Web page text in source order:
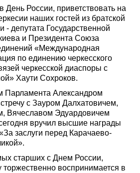
День России, приветствовать на
наших гостей из братской
- депутата Государственной
и Президента Союза
«Международная
по единению черкесского
черкесской диаспоры с
Хаути Сохроков.
Парламента Александром
с Зауром Далхатовичем,
Вячеславом Эдуардовичем
вручил высшие награды
заслуги перед Карачаево-
старших с Днем России,
воспринимается в